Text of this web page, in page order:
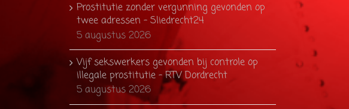
Prostitutie zonder vergunning gevonden op
twee adressen - Sliedrecht24
5 augustus 2026
Vijf sekswerkers gevonden bij controle op
illegale prostitutie - RTV Dordrecht
5 augustus 2026